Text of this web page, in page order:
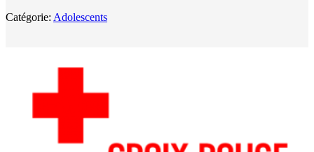
Catégorie: Adolescents